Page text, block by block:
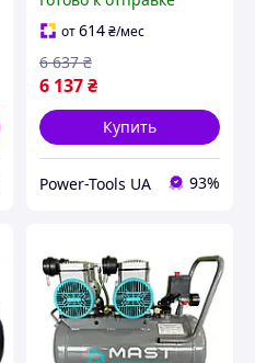
промышленных
компрессоров
от614₴/мес
6 137₴
6 637 ₴
Купить
Power-Tools UA 93%